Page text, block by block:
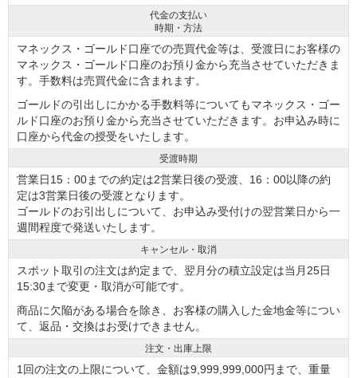
代金の支払い
時期・方法
マネックス・ゴールド口座での売買代金等は、受渡日にお客様の
マネックス・ゴールド口座のお預り金から充当させていただきま
す。手数料は売買代金に含まれます。
ゴールドの引出しにかかる手数料等についてもマネックス・ゴー
ルド口座のお預り金から充当させていただきます。お申込み時に
口座から代金の授受をいたします。
受渡時期
営業日15：00までの約定は2営業日後の受渡、16：00以降の約
定は3営業日後の受渡となります。
ゴールドのお引出しについて、お申込み受付けの翌営業日から一
週間程度で発送いたします。
キャンセル・取消
スポット取引の注文は約定まで、翌月分の積立設定は当月25日
15:30まで変更・取消が可能です。
商品に欠陥がある場合を除き、お客様の購入した金地金等につい
て、返品・交換はお受けできません。
注文・出庫上限
1回の注文の上限について、金額は9,999,999,000円まで、重量